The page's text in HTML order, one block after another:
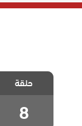
مسلسل الف
والاخيرة
حلقة
8